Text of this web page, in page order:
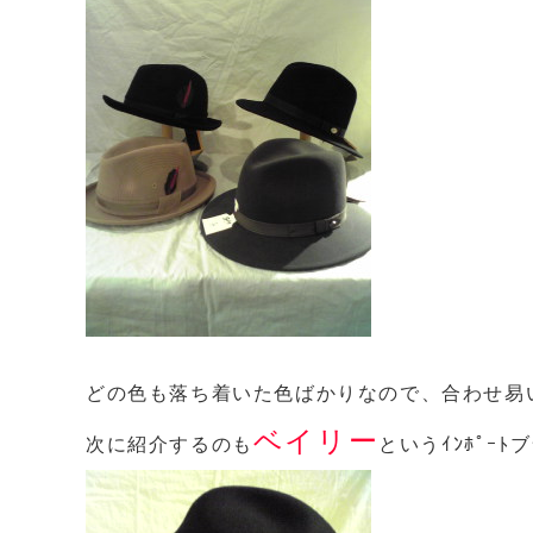
どの色も落ち着いた色ばかりなので、合わせ
次に紹介するのも ベイリー というｲﾝﾎﾟｰﾄ